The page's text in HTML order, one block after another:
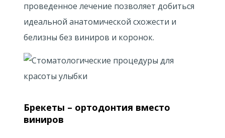
проведенное лечение позволяет добиться
идеальной анатомической схожести и
белизны без виниров и коронок.
Брекеты – ортодонтия вместо
виниров